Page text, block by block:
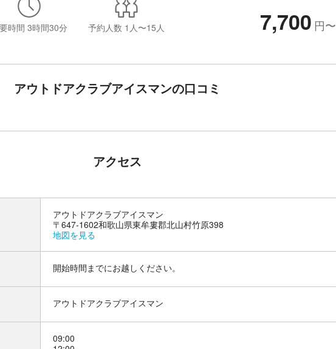
時間 3時間30分 予約人数 1人〜15人 7,700 円〜
アウトドアクラブアイスマンの口コミ
アクセス
アウトドアクラブアイスマン
〒647-1602和歌山県東牟婁郡北山村竹原398
地図を見る
開始時間までにお越しください。
アウトドアクラブアイスマン
09:00